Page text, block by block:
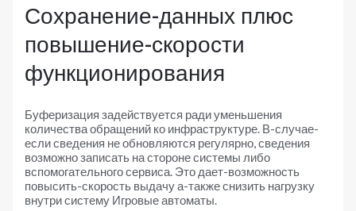
Сохранение-данных плюс
повышение-скорости
функционирования
Буферизация задействуется ради уменьшения
количества обращений ко инфраструктуре. В-случае-
если сведения не обновляются регулярно, сведения
возможно записать на стороне системы либо
вспомогательного сервиса. Это дает-возможность
повысить-скорость выдачу а-также снизить нагрузку
внутри систему Игровые автоматы.